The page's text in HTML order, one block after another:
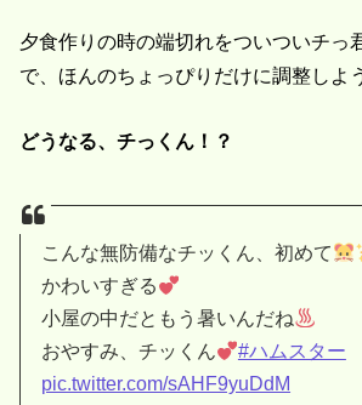
夕食作りの時の端切れをついついチっ
で、ほんのちょっぴりだけに調整しよ
どうなる、チっくん！？
こんな無防備なチッくん、初めて
かわいすぎる
小屋の中だともう暑いんだね
おやすみ、チッくん
#ハムスター
pic.twitter.com/sAHF9yuDdM